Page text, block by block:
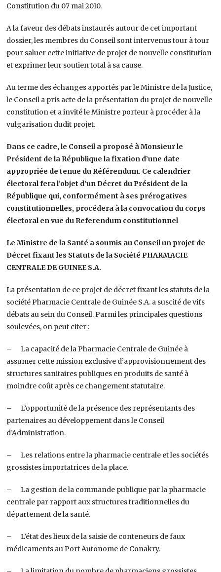
Constitution du 07 mai 2010.
A la faveur des débats instaurés autour de cet important
dossier, les membres du Conseil sont intervenus tour à tour
pour saluer cette initiative de projet de nouvelle constitution
et exprimer leur soutien total à sa cause.
Au terme des échanges apportés par le Ministre de la Justice,
le Conseil a pris acte de la présentation du projet de nouvelle
constitution et a invité le Ministre porteur à procéder à la
vulgarisation dudit projet.
Dans ce cadre, le Conseil a proposé à Monsieur le
Président de la République la fixation d’une date
appropriée de tenue du Référendum. Ce calendrier
électoral fera l’objet d’un Décret du Président de la
République qui, conformément à ses prérogatives
constitutionnelles, procédera à la convocation du corps
électoral en vue du Referendum constitutionnel
Le Ministre de la Santé a soumis au Conseil un projet de
Décret fixant les Statuts de la Société PHARMACIE
CENTRALE DE GUINEE S.A.
La présentation de ce projet de décret fixant les statuts de la
société Pharmacie Centrale de Guinée S.A. a suscité de vifs
débats au sein du Conseil. Parmi les principales questions
soulevées, on peut citer :
– La capacité de la Pharmacie Centrale de Guinée à
assumer cette mission exclusive d’approvisionnement des
structures sanitaires publiques en produits de santé à
moindre coût après ce changement statutaire.
– L’opportunité de la présence des représentants des
partenaires au développement dans le Conseil
d’Administration.
– Les relations entre la pharmacie centrale et les sociétés
grossistes importatrices de la place.
– La gestion de la commande publique par la pharmacie
centrale par rapport aux structures traditionnelles du
département de la santé.
– L’état des lieux de la saisie de conteneurs de faux
médicaments au Port Autonome de Conakry.